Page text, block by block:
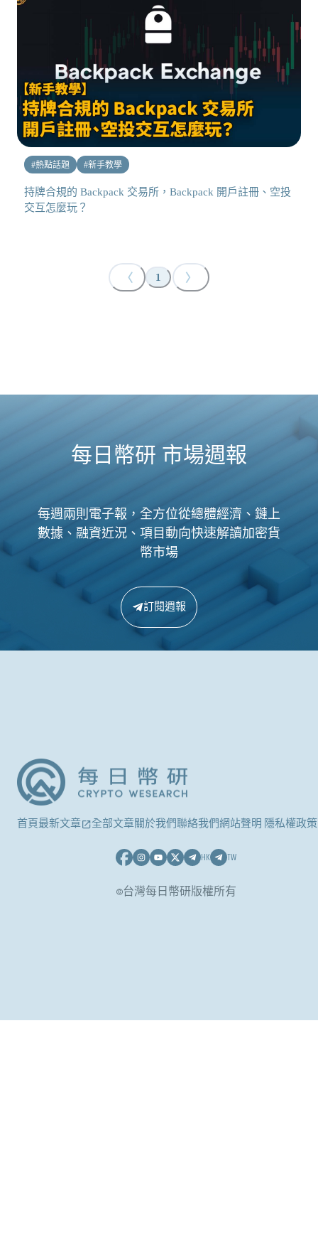
#熱點話題 #新手教學
持牌合規的 Backpack 交易所，Backpack 開戶註冊、空投
交互怎麼玩？
〈 1 〉
每日幣研 市場週報
每週兩則電子報，全方位從總體經濟、鏈上
數據、融資近況、項目動向快速解讀加密貨
幣市場
訂閱週報
首頁最新文章 全部文章關於我們聯絡我們網站聲明 隱私權政策
HK TW
©台灣每日幣研版權所有